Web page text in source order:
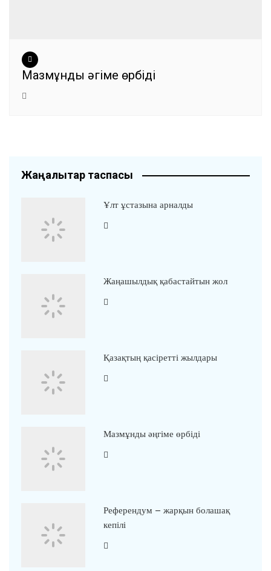
Мазмұнды әңгіме өрбіді
Жаңалықтар таспасы
Ұлт ұстазына арналды
Жаңашылдық қабастайтын жол
Қазақтың қасіретті жылдары
Мазмұнды әңгіме өрбіді
Референдум – жарқын болашақ
кепілі